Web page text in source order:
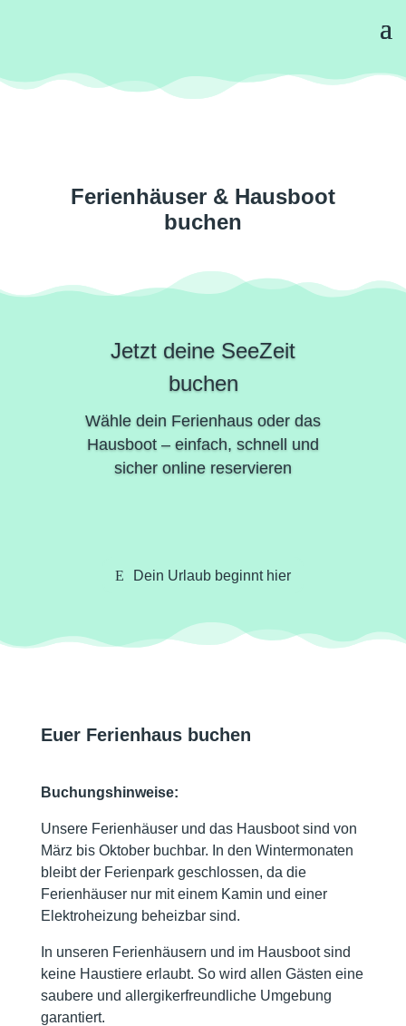
Ferienhäuser & Hausboot
buchen
Jetzt deine SeeZeit
buchen
Wähle dein Ferienhaus oder das
Hausboot – einfach, schnell und
sicher online reservieren
Dein Urlaub beginnt hier
Euer Ferienhaus buchen
Buchungshinweise:
Unsere Ferienhäuser und das Hausboot sind von
März bis Oktober buchbar. In den Wintermonaten
bleibt der Ferienpark geschlossen, da die
Ferienhäuser nur mit einem Kamin und einer
Elektroheizung beheizbar sind.
In unseren Ferienhäusern und im Hausboot sind
keine Haustiere erlaubt. So wird allen Gästen eine
saubere und allergikerfreundliche Umgebung
garantiert.